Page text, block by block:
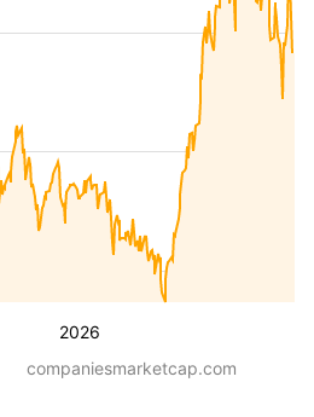
2026
companiesmarketcap.com